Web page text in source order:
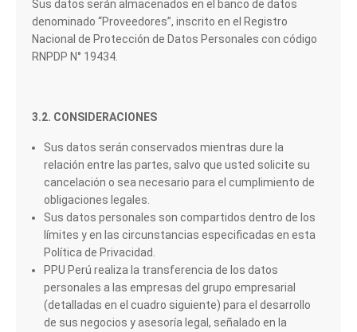
Sus datos serán almacenados en el banco de datos
denominado “Proveedores”, inscrito en el Registro
Nacional de Protección de Datos Personales con código
RNPDP N° 19434.
3.2. CONSIDERACIONES
Sus datos serán conservados mientras dure la
relación entre las partes, salvo que usted solicite su
cancelación o sea necesario para el cumplimiento de
obligaciones legales.
Sus datos personales son compartidos dentro de los
límites y en las circunstancias especificadas en esta
Política de Privacidad.
PPU Perú realiza la transferencia de los datos
personales a las empresas del grupo empresarial
(detalladas en el cuadro siguiente) para el desarrollo
de sus negocios y asesoría legal, señalado en la